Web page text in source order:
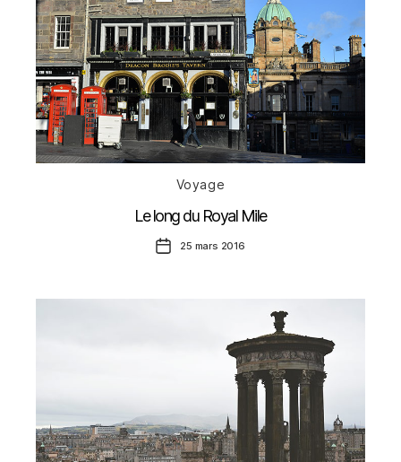
Catégories
Voyage
Le long du Royal Mile
Date25 mars 2016